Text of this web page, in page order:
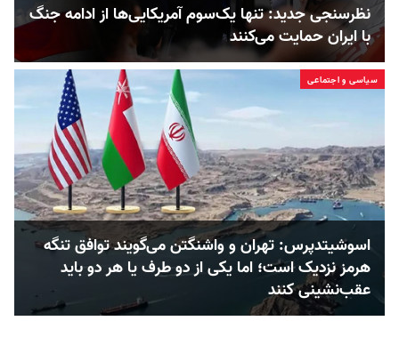
نظرسنجی جدید: تنها یک‌سوم آمریکایی‌ها از ادامه جنگ
با ایران حمایت می‌کنند
سیاسی و اجتماعی
اسوشیتدپرس: تهران و واشنگتن می‌گویند توافق تنگه
هرمز نزدیک است؛ اما یکی از دو طرف یا هر دو باید
عقب‌نشینی کنند